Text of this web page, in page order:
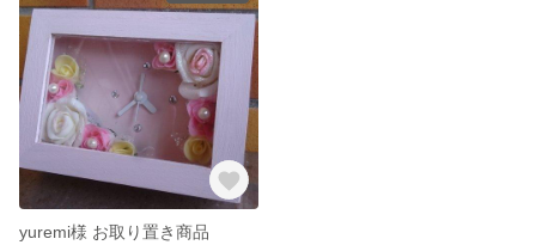
yuremi様 お取り置き商品